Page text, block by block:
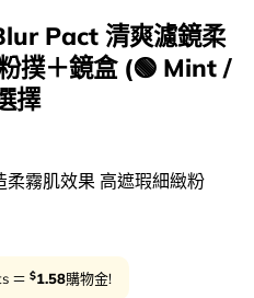
Pact 清爽濾鏡柔
撲＋鏡盒 (🟢 Mint /
擇
霧肌效果 高遮瑕細緻粉
＝ $1.58購物金!